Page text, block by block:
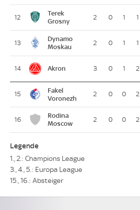
12
Terek
Grosny
2 0 1 1
13
Dynamo
Moskau
2 0 1 1
14 Akron 3 0 1 2
15
Fakel
Voronezh
2 0 0 2
16
Rodina
Moscow
2 0 0 2
Legende
1., 2.: Champions League
3., 4., 5.: Europa League
15., 16.: Absteiger